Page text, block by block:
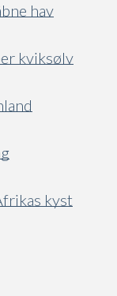
hav
kviksølv
kyst